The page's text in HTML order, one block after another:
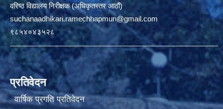
वरिष्ठ विद्यालय निरीक्षक (अधिकृतस्तर आठौं)
suchanaadhikari.ramechhapmun@gmail.com
९८५४०४३५२८
प्रतिवेदन
वार्षिक प्रगति प्रतिवेदन